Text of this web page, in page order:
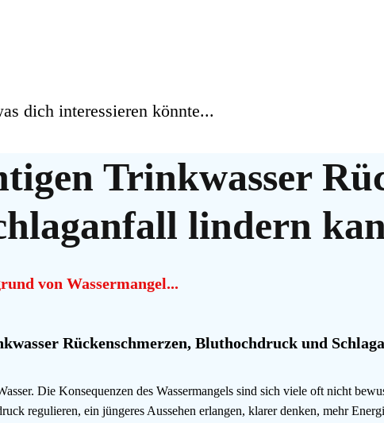
dich interessieren könnte...
Trinkwasser
lindern
von Wassermangel...
Rückenschmerzen, Bluthochdruck und
Die Konsequenzen des Wassermangels sind sich viele oft nicht
regulieren, ein jüngeres Aussehen erlangen, klarer denken, mehr